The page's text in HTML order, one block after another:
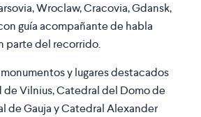
Wroclaw, Cracovia, Gdansk,
guía acompañante de habla
parte del recorrido.
y lugares destacados
Vilnius, Catedral del Domo de
de Gauja y Catedral Alexander